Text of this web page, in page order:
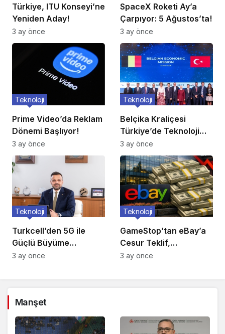
Türkiye, ITU Konseyi’ne
Yeniden Aday!
3 ay önce
SpaceX Roketi Ay’a
Çarpıyor: 5 Ağustos’ta!
3 ay önce
Prime Video’da Reklam
Dönemi Başlıyor!
Teknoloji
3 ay önce
Belçika Kraliçesi
Türkiye’de Teknoloji
Ziyareti
Teknoloji
3 ay önce
Turkcell’den 5G ile
Güçlü Büyüme
Hamlesi!
Teknoloji
3 ay önce
GameStop’tan eBay’a
Cesur Teklif,
Reddedildi!
Teknoloji
3 ay önce
Manşet